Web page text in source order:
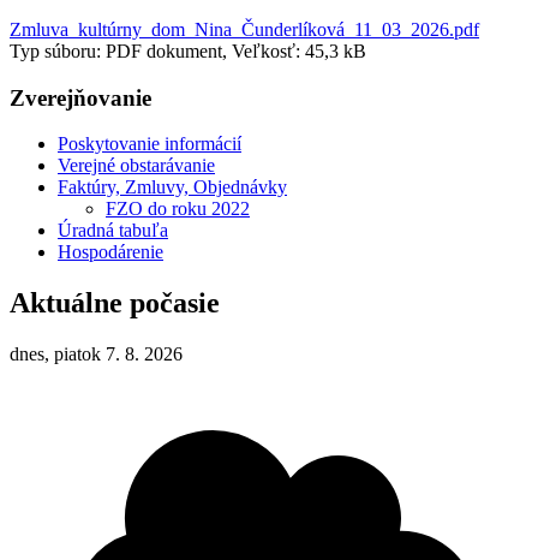
Zmluva_kultúrny_dom_Nina_Čunderlíková_11_03_2026.pdf
Typ súboru: PDF dokument, Veľkosť: 45,3 kB
Zverejňovanie
Poskytovanie informácií
Verejné obstarávanie
Faktúry, Zmluvy, Objednávky
FZO do roku 2022
Úradná tabuľa
Hospodárenie
Aktuálne počasie
dnes, piatok 7. 8. 2026